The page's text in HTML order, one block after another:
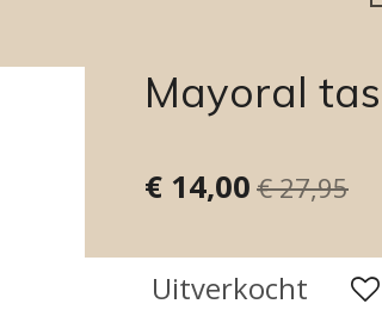
Mayoral tas
€ 14,00 € 27,95
Uitverkocht